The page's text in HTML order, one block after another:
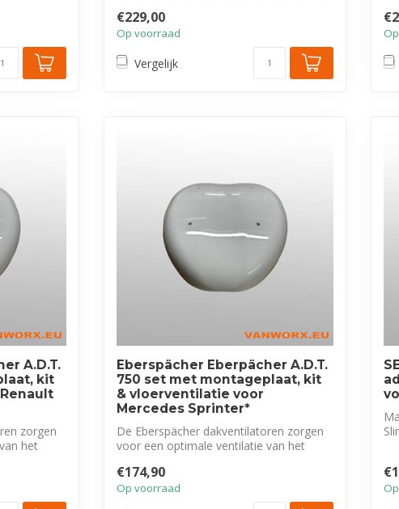
€229,00
Op voorraad
Vergelijk
A.D.T.
kit
zorgen
het
Eberspächer Eberpächer A.D.T.
750 set met montageplaat, kit
& vloerventilatie voor
Mercedes Sprinter*
De Eberspächer dakventilatoren zorgen
voor een optimale ventilatie van het
€174,90
Op voorraad